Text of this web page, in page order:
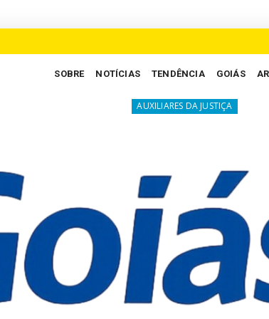
SOBRE NOTÍCIAS TENDÊNCIA GOIÁS
AUXILIARES DA JUSTIÇA A luta silenciosa dos